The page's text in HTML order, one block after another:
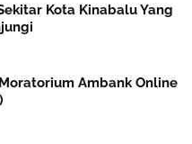
Kota Kinabalu Yang
Ambank Online